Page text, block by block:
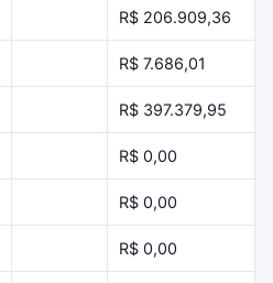
R$ 206.909,36
R$ 7.686,01
R$ 397.379,95
R$ 0,00
R$ 0,00
R$ 0,00